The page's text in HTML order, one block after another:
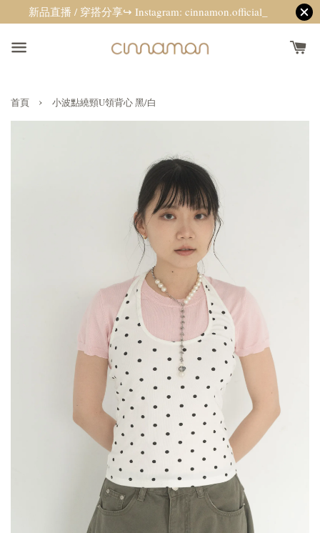
新品直播 / 穿搭分享↪ Instagram: cinnamon.official_
首頁 › 小波點繞頸U領背心 黑/白